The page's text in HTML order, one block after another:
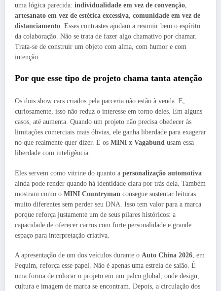
uma lógica parecida: individualidade em vez de convenção
artesanato em vez de estética excessiva comunidade em vez de
distanciamento . Esses contrastes ajudam a resumir bem o espírito
da colaboração. Não se trata de fazer algo chamativo por chamar.
Trata-se de construir um objeto com alma, com humor e com
intenção.
Por que esse tipo de projeto chama tanta atenção
Os dois show cars criados pela parceria não estão à venda. E,
curiosamente, isso não reduz o interesse em torno deles. Em alguns
casos, até aumenta. Quando um projeto não precisa obedecer às
limitações comerciais mais óbvias, ele ganha liberdade para exagerar
no que realmente quer dizer. E os MINI x Vagabund usam essa
liberdade com inteligência.
Eles servem como vitrine do quanto a personalização automotiva
ainda pode render quando há identidade clara por trás dela. Também
mostram como o MINI Countryman consegue sustentar leituras
muito diferentes sem perder seu DNA. Isso tem valor para a marca
porque reforça justamente um de seus pilares históricos: a
capacidade de oferecer carros com forte personalidade e grande
espaço para interpretação criativa.
A apresentação de um dos veículos durante o Auto China 2026 , em
Pequim, reforça esse papel. Não é apenas uma estreia de salão. É
uma forma de colocar o projeto em um palco global, onde design,
cultura e imagem de marca se encontram. Depois, a circulação dos